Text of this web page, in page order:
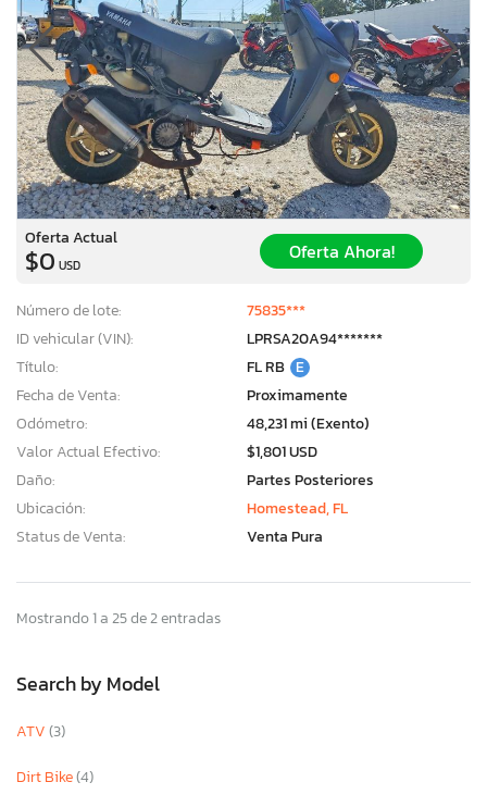
Oferta Actual
$0 USD
Oferta Ahora!
Número de lote:
75835***
ID vehicular (VIN):
LPRSA20A94*******
Título:
FL RB E
Fecha de Venta:
Proximamente
Odómetro:
48,231 mi (Exento)
Valor Actual Efectivo:
$1,801 USD
Daño:
Partes Posteriores
Ubicación:
Homestead, FL
Status de Venta:
Venta Pura
Mostrando 1 a 25 de 2 entradas
Search by Model
ATV(3)
Dirt Bike(4)